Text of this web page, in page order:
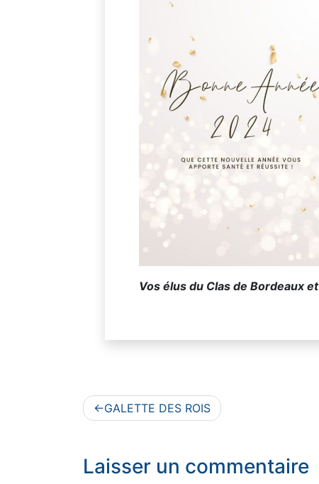
Vos élus du Clas de Bordeaux et
Navigation
l’article
GALETTE DES ROIS
Laisser un commentaire